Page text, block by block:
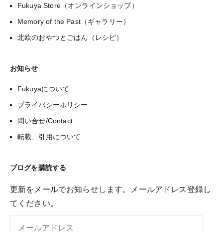
Fukuya Store（オンラインショップ）
Memory of the Past（ギャラリー）
北欧のおやつとごはん（レシピ）
お知らせ
Fukuyaについて
プライバシーポリシー
問い合せ/Contact
転載、引用について
ブログを購読する
更新をメールでお知らせします。メールアドレス登録し
てください。